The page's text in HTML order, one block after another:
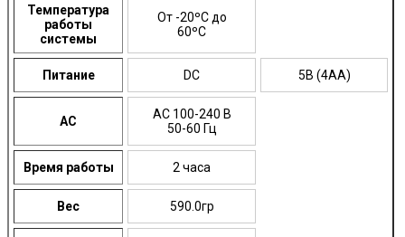
Температура
работы
системы
От -20ºC до
60ºC
Питание DC 5В (4АА)
AC
AC 100-240 В
50-60 Гц
Время работы 2 часа
Вес 590.0гр